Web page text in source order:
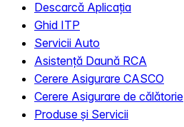
Descarcă Aplicația
Ghid ITP
Servicii Auto
Asistență Daună RCA
Cerere Asigurare CASCO
Cerere Asigurare de călătorie
Produse și Servicii